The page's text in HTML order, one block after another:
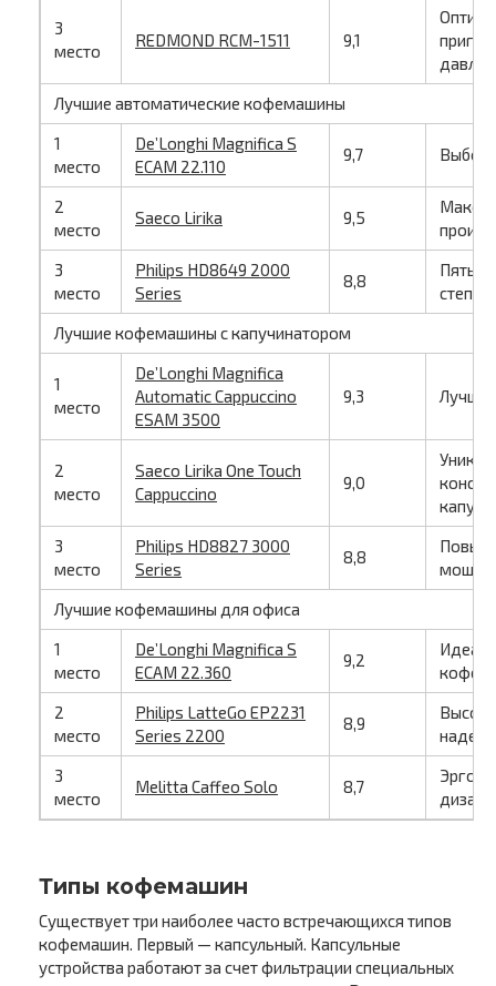
3
место
REDMOND RCM-1511 9,1
Лучшие автоматические кофемашины
1
место
De’Longhi Magnifica S
ECAM 22.110
9,7 Выбор
2
место
Saeco Lirika 9,5
3
место
Philips HD8649 2000
Series
8,8
Пять
Лучшие кофемашины с капучинатором
1
место
De’Longhi Magnifica
Automatic Cappuccino
ESAM 3500
9,3
2
место
Saeco Lirika One Touch
Cappuccino
9,0
3
место
Philips HD8827 3000
Series
8,8
Лучшие кофемашины для офиса
1
место
De’Longhi Magnifica S
ECAM 22.360
9,2
2
место
Philips LatteGo EP2231
Series 2200
8,9
3
место
Melitta Caffeo Solo 8,7
дизайн
Типы кофемашин
Существует три наиболее часто встречающихся типов
кофемашин. Первый — капсульный. Капсульные
устройства работают за счет фильтрации специальных